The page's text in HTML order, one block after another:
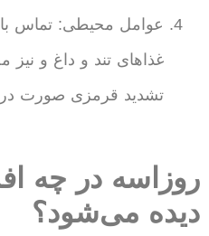
عوامل محیطی: تماس
غذاهای تند و داغ و
تشدید قرمزی صورت در
روزاسه در چه
دیده می‌شود؟